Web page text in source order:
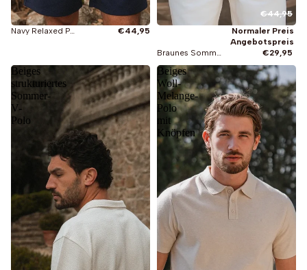
Navy Relaxed Polo €44,95
Braunes Sommer-Polohemd mit Knöpfen
Angebotspreis
€29,95
Normaler Preis
€44,95
Beiges
strukturiertes
Sommer-
V-
Polo
Beiges
Woll-
Melange-
Polo
mit
Knöpfen